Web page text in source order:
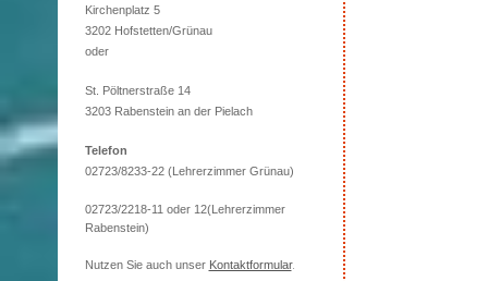
Kirchenplatz 5
3202 Hofstetten/Grünau
oder
St. Pöltnerstraße 14
3203 Rabenstein an der Pielach
Telefon
02723/8233-22 (Lehrerzimmer Grünau)
02723/2218-11 oder 12(Lehrerzimmer
Rabenstein)
Nutzen Sie auch unser Kontaktformular.